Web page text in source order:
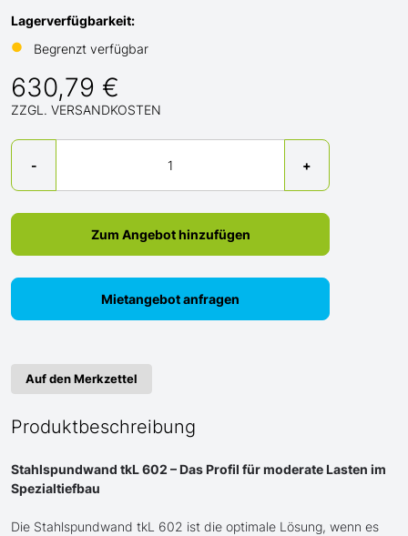
Lagerverfügbarkeit:
●
Begrenzt verfügbar
630,79 €
ZZGL. VERSANDKOSTEN
-
Menge
+
Zum Angebot hinzufügen
Mietangebot anfragen
Auf den Merkzettel
Produktbeschreibung
Stahlspundwand tkL 602 – Das Profil für moderate Lasten im
Spezialtiefbau
Die Stahlspundwand tkL 602 ist die optimale Lösung, wenn es